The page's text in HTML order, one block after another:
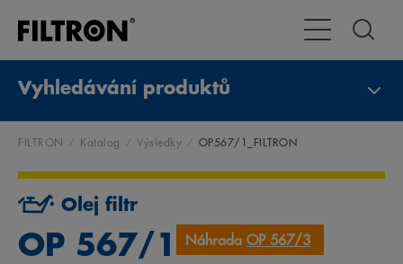
Přepnout
Vyhledávání produktů
FILTRON Katalog Výsledky OP567/1_FILTRON
Olej filtr
OP 567/1 Náhrada OP 567/3